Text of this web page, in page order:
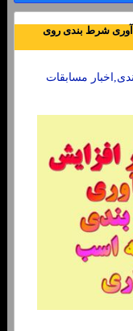
شرط بندی روی
مسابقات